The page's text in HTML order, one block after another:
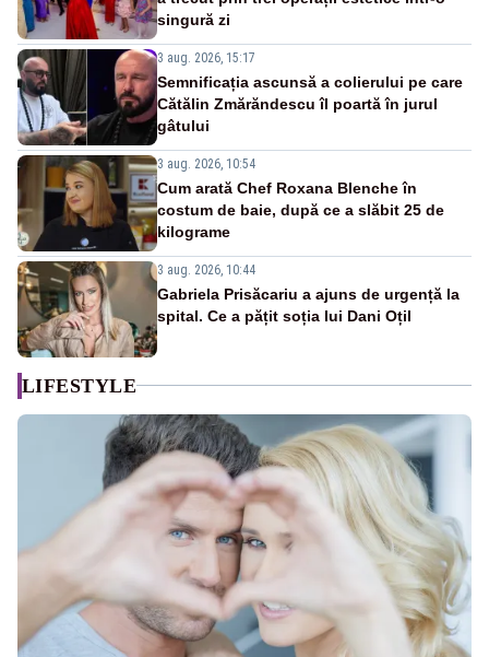
singură zi
3 aug. 2026, 15:17
Semnificația ascunsă a colierului pe care
Cătălin Zmărăndescu îl poartă în jurul
gâtului
3 aug. 2026, 10:54
Cum arată Chef Roxana Blenche în
costum de baie, după ce a slăbit 25 de
kilograme
3 aug. 2026, 10:44
Gabriela Prisăcariu a ajuns de urgență la
spital. Ce a pățit soția lui Dani Oțil
LIFESTYLE